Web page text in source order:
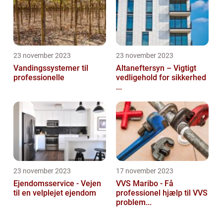
23 november 2023
Vandingssystemer til
professionelle
23 november 2023
Altaneftersyn – Vigtigt
vedligehold for sikkerhed
...
23 november 2023
Ejendomsservice - Vejen
til en velplejet ejendom
17 november 2023
VVS Maribo - Få
professionel hjælp til VVS
problem...